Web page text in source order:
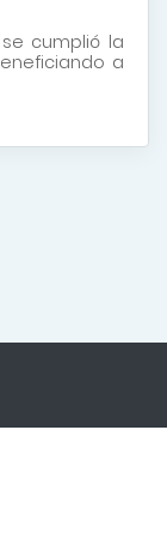
cumplió la
a